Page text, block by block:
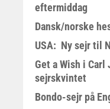
eftermiddag
Dansk/norske
USA: Ny sejr til
Get a Wish i Carl
sejrskvintet
Bondo-sejr på